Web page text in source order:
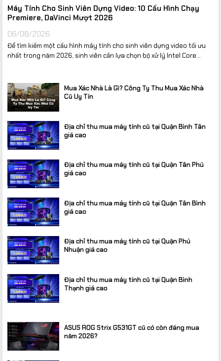
Máy Tính Cho Sinh Viên Dựng Video: 10 Cấu Hình Chạy
Premiere, DaVinci Mượt 2026
06/08/2026
Để tìm kiếm một cấu hình máy tính cho sinh viên dựng video tối ưu
nhất trong năm 2026, sinh viên cần lựa chọn bộ xử lý Intel Core...
Mua Xác Nhà Là Gì? Công Ty Thu Mua Xác Nhà
Cũ Uy Tín
Địa chỉ thu mua máy tính cũ tại Quận Bình Tân
giá cao
Địa chỉ thu mua máy tính cũ tại Quận Tân Phú
giá cao
Địa chỉ thu mua máy tính cũ tại Quận Tân Bình
giá cao
Địa chỉ thu mua máy tính cũ tại Quận Phú
Nhuận giá cao
Địa chỉ thu mua máy tính cũ tại Quận Bình
Thạnh giá cao
ASUS ROG Strix G531GT cũ có còn đáng mua
năm 2026?